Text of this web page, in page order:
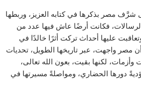
شرَّف مصر بذكرها في كتابه العزيز، وربطها
فكانت أرضًا عاش فيها عدد من
عليها أحداث تركت أثرًا خالدًا في
مصر واجهت، عبر تاريخها الطويل، تحديات
لكنها بقيت، بعون الله تعالى،
دورها الحضاري، ومواصلةً مسيرتها في